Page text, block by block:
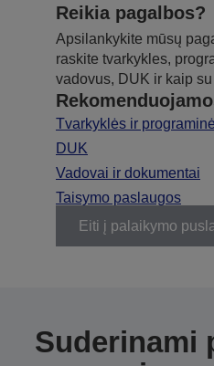
Reikia pagalbos?
Apsilankykite mūsų
raskite tvarkykles,
vadovus, DUK ir kaip
Tvarkyklės ir
DUK
Vadovai ir dokumentai
Taisymo paslaugos
Eiti į palaikymo
Suderinami